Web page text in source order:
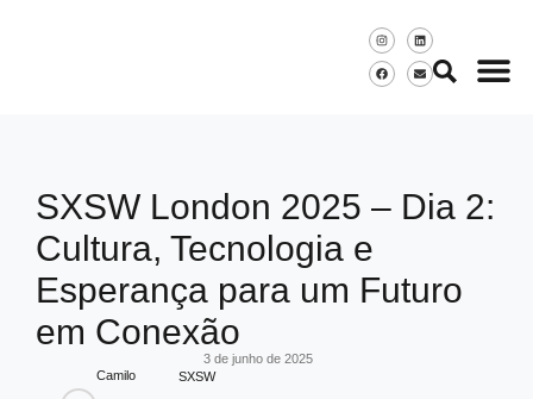
SXSW London 2025 – Dia 2:
Cultura, Tecnologia e
Esperança para um Futuro
em Conexão
Camilo SXSW
3 de junho de 2025